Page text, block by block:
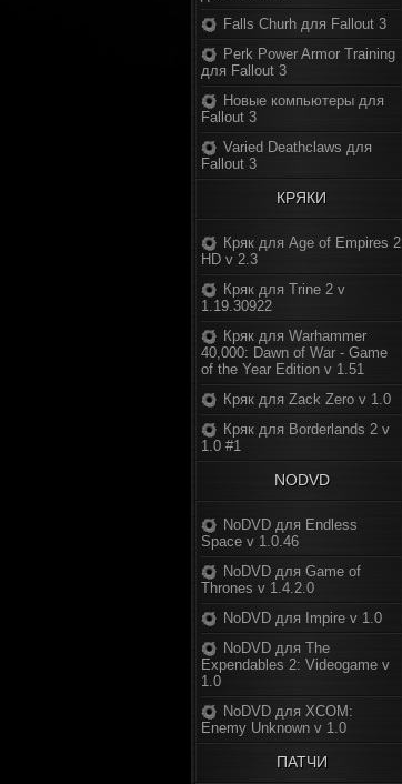
Falls Churh для Fallout 3
Perk Power Armor Training
для Fallout 3
Новые компьютеры для
Fallout 3
Varied Deathclaws для
Fallout 3
КРЯКИ
Кряк для Age of Empires 2
HD v 2.3
Кряк для Trine 2 v
1.19.30922
Кряк для Warhammer
40,000: Dawn of War - Game
of the Year Edition v 1.51
Кряк для Zack Zero v 1.0
Кряк для Borderlands 2 v
1.0 #1
NODVD
NoDVD для Endless
Space v 1.0.46
NoDVD для Game of
Thrones v 1.4.2.0
NoDVD для Impire v 1.0
NoDVD для The
Expendables 2: Videogame v
1.0
NoDVD для XCOM:
Enemy Unknown v 1.0
ПАТЧИ